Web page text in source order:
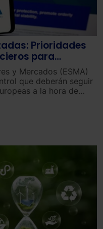
Prioridades
para
de
y Mercados (ESMA)
que deberán seguir
a la hora de
y de
2 de la nota